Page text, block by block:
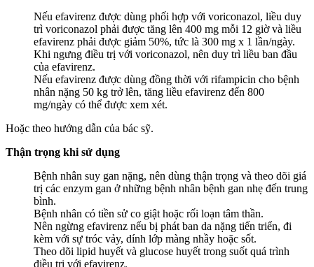
Nếu efavirenz được dùng phối hợp với voriconazol, liều duy
trì voriconazol phải được tăng lên 400 mg mỗi 12 giờ và liều
efavirenz phải được giảm 50%, tức là 300 mg x 1 lần/ngày.
Khi ngưng điều trị với voriconazol, nên duy trì liều ban đầu
của efavirenz.
Nếu efavirenz được dùng đồng thời với rifampicin cho bệnh
nhân nặng 50 kg trở lên, tăng liều efavirenz đến 800
mg/ngày có thể được xem xét.
Hoặc theo hướng dẫn của bác sỹ.
Thận trọng khi sử dụng
Bệnh nhân suy gan nặng, nên dùng thận trọng và theo dõi giá
trị các enzym gan ở những bệnh nhân bệnh gan nhẹ đến trung
bình.
Bệnh nhân có tiền sử co giật hoặc rối loạn tâm thần.
Nên ngừng efavirenz nếu bị phát ban da nặng tiến triển, đi
kèm với sự tróc vảy, dính lớp màng nhầy hoặc sốt.
Theo dõi lipid huyết và glucose huyết trong suốt quá trình
điều trị với efavirenz.